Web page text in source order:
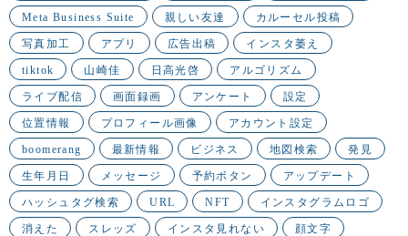
Meta Business Suite 親しい友達 カルーセル投稿
写真加工 アプリ 広告出稿 インスタ萎え
tiktok 山崎佳 日高光啓 アルゴリズム
ライブ配信 画面録画 アンケート 設定
位置情報 プロフィール画像 アカウント設定
boomerang 最新情報 ビジネス 地図検索 発見
生年月日 メッセージ 予約ボタン アップデート
ハッシュタグ検索 URL NFT インスタグラムロゴ
消えた スレッズ インスタ見れない 顔文字